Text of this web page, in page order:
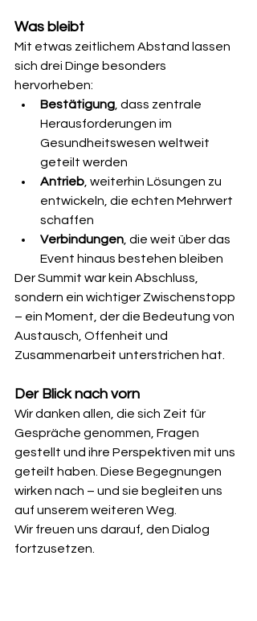
Was bleibt
Mit etwas zeitlichem Abstand lassen
sich drei Dinge besonders
hervorheben:
Bestätigung , dass zentrale
Herausforderungen im
Gesundheitswesen weltweit
geteilt werden
Antrieb , weiterhin Lösungen zu
entwickeln, die echten Mehrwert
schaffen
Verbindungen , die weit über das
Event hinaus bestehen bleiben
Der Summit war kein Abschluss,
sondern ein wichtiger Zwischenstopp
– ein Moment, der die Bedeutung von
Austausch, Offenheit und
Zusammenarbeit unterstrichen hat.
Der Blick nach vorn
Wir danken allen, die sich Zeit für
Gespräche genommen, Fragen
gestellt und ihre Perspektiven mit uns
geteilt haben. Diese Begegnungen
wirken nach – und sie begleiten uns
auf unserem weiteren Weg.
Wir freuen uns darauf, den Dialog
fortzusetzen.